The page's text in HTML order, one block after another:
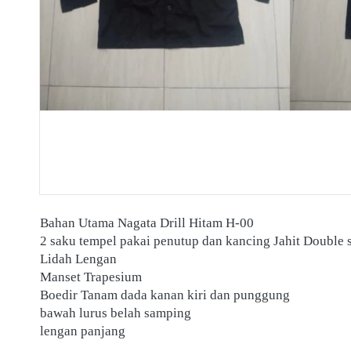
Bahan Utama Nagata Drill Hitam H-00
2 saku tempel pakai penutup dan kancing Jahit Double
Lidah Lengan
Manset Trapesium
Boedir Tanam dada kanan kiri dan punggung
bawah lurus belah samping
lengan panjang